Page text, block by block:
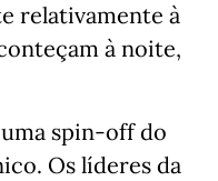
relativamente à
à noite,
spin-off do
Os líderes da